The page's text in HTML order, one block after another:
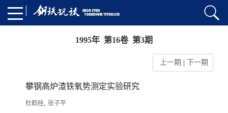
1995年 第16卷 第3期
上一期 下一期
攀钢高炉渣铁氧势测定实验研究
杜鹤桂, 张子平